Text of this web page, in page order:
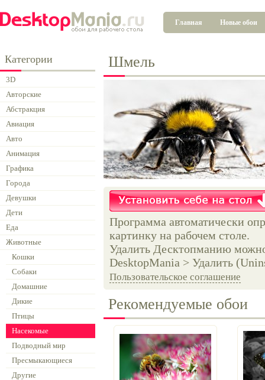
Главная Новые обои
Категории
3D
Авторские
Абстракция
Авиация
Авто
Анимация
Графика
Города
Девушки
Дети
Еда
Животные
Кошки
Собаки
Домашние
Дикие
Птицы
Насекомые
Подводный мир
Пресмыкающиеся
Другие
Шмель
Программа автоматически
картинку на рабочем столе.
Удалить Десктопманию
DesktopMania > Удалить
Пользовательское соглашение
Рекомендуемые обои